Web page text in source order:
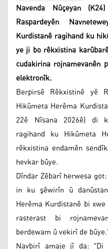
Navenda Nûçeyan
Raspardeyên
Kurdistanê ragihand ku
ye ji bo rêkxistina
cudakirina rojnamevanên
elektronîk.
Berpirsê Rêkxistinê yê
Hikûmeta Herêma
22ê Nîsana 2026ê) di
ragihand ku Hikûmeta
rêkxistina endamên
hevkar bûye.
Dîndar Zêbarî herwesa
in ku şêwirîn û
Herêma Kurdistanê bi
rasterast bi
berdewam û vekirî de